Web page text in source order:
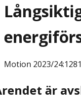
Motion 2023/
är